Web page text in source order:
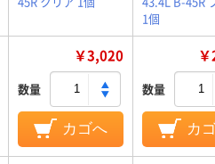
1個
￥3,020
数量
カゴへ
数量
カ